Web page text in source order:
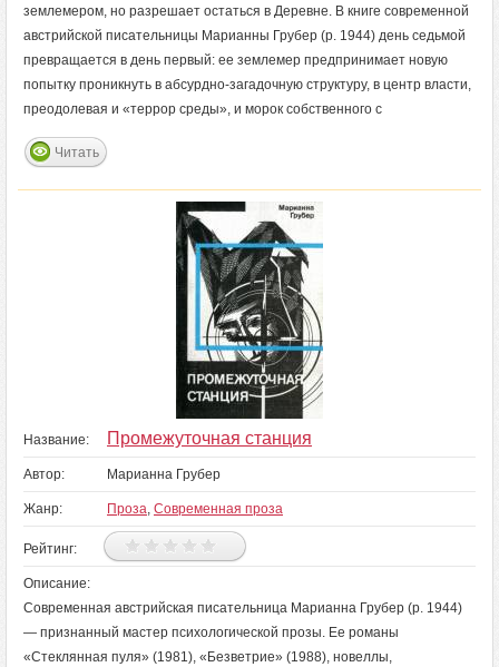
землемером, но разрешает остаться в Деревне. В книге современной
австрийской писательницы Марианны Грубер (р. 1944) день седьмой
превращается в день первый: ее землемер предпринимает новую
попытку проникнуть в абсурдно-загадочную структуру, в центр власти,
преодолевая и «террор среды», и морок собственного с
Читать
Название: Промежуточная станция
Автор: Марианна Грубер
Жанр: Проза, Современная проза
Рейтинг:
Описание:
Современная австрийская писательница Марианна Грубер (р. 1944)
— признанный мастер психологической прозы. Ее романы
«Стеклянная пуля» (1981), «Безветрие» (1988), новеллы,